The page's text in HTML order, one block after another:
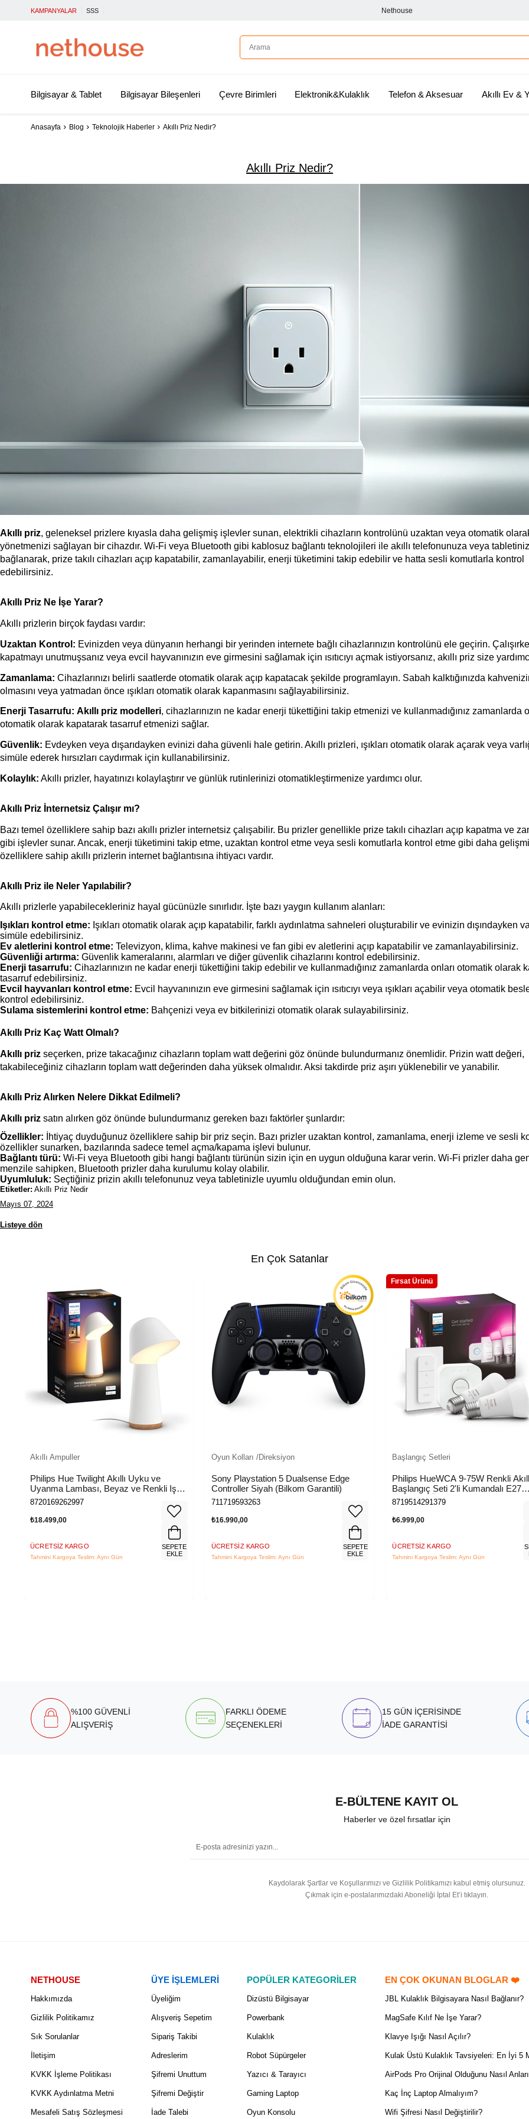
KAMPANYALAR SSS Nethouse
Bilgisayar & Tablet Bilgisayar Bileşenleri Çevre Birimleri Elektronik&Kulaklık Telefon & Aksesuar Akıllı Ev &
Anasayfa Blog Teknolojik Haberler Akıllı Priz Nedir?
Akıllı Priz Nedir?
Akıllı priz, geleneksel prizlere kıyasla daha gelişmiş işlevler sunan, elektrikli cihazların kontrolünü uzaktan veya otomatik
yönetmenizi sağlayan bir cihazdır. Wi-Fi veya Bluetooth gibi kablosuz bağlantı teknolojileri ile akıllı telefonunuza veya
bağlanarak, prize takılı cihazları açıp kapatabilir, zamanlayabilir, enerji tüketimini takip edebilir ve hatta sesli komutlarla kontrol
edebilirsiniz.
Akıllı Priz Ne İşe Yarar?
Akıllı prizlerin birçok faydası vardır:
Uzaktan Kontrol: Evinizden veya dünyanın herhangi bir yerinden internete bağlı cihazlarınızın kontrolünü ele geçirin.
kapatmayı unutmuşsanız veya evcil hayvanınızın eve girmesini sağlamak için ısıtıcıyı açmak istiyorsanız, akıllı priz size
Zamanlama: Cihazlarınızı belirli saatlerde otomatik olarak açıp kapatacak şekilde programlayın. Sabah kalktığınızda
olmasını veya yatmadan önce ışıkları otomatik olarak kapanmasını sağlayabilirsiniz.
Enerji Tasarrufu: Akıllı priz modelleri, cihazlarınızın ne kadar enerji tükettiğini takip etmenizi ve kullanmadığınız zamanlarda
otomatik olarak kapatarak tasarruf etmenizi sağlar.
Güvenlik: Evdeyken veya dışarıdayken evinizi daha güvenli hale getirin. Akıllı prizleri, ışıkları otomatik olarak açarak veya
simüle ederek hırsızları caydırmak için kullanabilirsiniz.
Kolaylık: Akıllı prizler, hayatınızı kolaylaştırır ve günlük rutinlerinizi otomatikleştirmenize yardımcı olur.
Akıllı Priz İnternetsiz Çalışır mı?
Bazı temel özelliklere sahip bazı akıllı prizler internetsiz çalışabilir. Bu prizler genellikle prize takılı cihazları açıp kapatma ve
gibi işlevler sunar. Ancak, enerji tüketimini takip etme, uzaktan kontrol etme veya sesli komutlarla kontrol etme gibi daha
özelliklere sahip akıllı prizlerin internet bağlantısına ihtiyacı vardır.
Akıllı Priz ile Neler Yapılabilir?
Akıllı prizlerle yapabilecekleriniz hayal gücünüzle sınırlıdır. İşte bazı yaygın kullanım alanları:
Işıkları kontrol etme: Işıkları otomatik olarak açıp kapatabilir, farklı aydınlatma sahneleri oluşturabilir ve evinizin dışındayken
simüle edebilirsiniz.
Ev aletlerini kontrol etme: Televizyon, klima, kahve makinesi ve fan gibi ev aletlerini açıp kapatabilir ve zamanlayabilirsiniz.
Güvenliği artırma: Güvenlik kameralarını, alarmları ve diğer güvenlik cihazlarını kontrol edebilirsiniz.
Enerji tasarrufu: Cihazlarınızın ne kadar enerji tükettiğini takip edebilir ve kullanmadığınız zamanlarda onları otomatik olarak
tasarruf edebilirsiniz.
Evcil hayvanları kontrol etme: Evcil hayvanınızın eve girmesini sağlamak için ısıtıcıyı veya ışıkları açabilir veya otomatik
kontrol edebilirsiniz.
Sulama sistemlerini kontrol etme: Bahçenizi veya ev bitkilerinizi otomatik olarak sulayabilirsiniz.
Akıllı Priz Kaç Watt Olmalı?
Akıllı priz seçerken, prize takacağınız cihazların toplam watt değerini göz önünde bulundurmanız önemlidir. Prizin watt değeri,
takabileceğiniz cihazların toplam watt değerinden daha yüksek olmalıdır. Aksi takdirde priz aşırı yüklenebilir ve yanabilir.
Akıllı Priz Alırken Nelere Dikkat Edilmeli?
Akıllı priz satın alırken göz önünde bulundurmanız gereken bazı faktörler şunlardır:
Özellikler: İhtiyaç duyduğunuz özelliklere sahip bir priz seçin. Bazı prizler uzaktan kontrol, zamanlama, enerji izleme ve sesli
özellikler sunarken, bazılarında sadece temel açma/kapama işlevi bulunur.
Bağlantı türü: Wi-Fi veya Bluetooth gibi hangi bağlantı türünün sizin için en uygun olduğuna karar verin. Wi-Fi prizler daha
menzile sahipken, Bluetooth prizler daha kurulumu kolay olabilir.
Uyumluluk: Seçtiğiniz prizin akıllı telefonunuz veya tabletinizle uyumlu olduğundan emin olun.
Etiketler: Akıllı Priz Nedir
Mayıs 07, 2024
Listeye dön
En Çok Satanlar
Akıllı Ampuller
Philips Hue Twilight Akıllı Uyku ve
Uyanma Lambası, Beyaz ve Renkli Işık,
Alexa, Apple Home ve Google Assistant
8720169262997
₺18.499,00
ÜCRETSIZ KARGO
Tahmini Kargoya Teslim: Aynı Gün
SEPETE
EKLE
Oyun Kolları /Direksiyon
Sony Playstation 5 Dualsense Edge
Controller Siyah (Bilkom Garantili)
711719593263
₺16.990,00
ÜCRETSIZ KARGO
Tahmini Kargoya Teslim: Aynı Gün
SEPETE
EKLE
Başlangıç Setleri
Philips HueWCA 9-75W Renkli
Başlangıç Seti 2'li Kumandalı E27
Bluetooth Özellikli
8719514291379
₺6.999,00
ÜCRETSIZ KARGO
Tahmini Kargoya Teslim: Aynı Gün
Fırsat Ürünü
%100 GÜVENLİ
ALIŞVERİŞ
FARKLI ÖDEME
SEÇENEKLERİ
15 GÜN İÇERİSİNDE
İADE GARANTİSİ
E-BÜLTENE KAYIT OL
Haberler ve özel fırsatlar için
Kaydolarak Şartlar ve Koşullarımızı ve Gizlilik Politikamızı kabul etmiş olursunuz.
Çıkmak için e-postalarımızdaki Aboneliği İptal Et’i tıklayın.
NETHOUSE
Hakkımızda
Gizlilik Politikamız
Sık Sorulanlar
İletişim
KVKK İşleme Politikası
KVKK Aydınlatma Metni
Mesafeli Satış Sözleşmesi
ÜYE İŞLEMLERİ
Üyeliğim
Alışveriş Sepetim
Sipariş Takibi
Adreslerim
Şifremi Unuttum
Şifremi Değiştir
İade Talebi
POPÜLER KATEGORİLER
Dizüstü Bilgisayar
Powerbank
Kulaklık
Robot Süpürgeler
Yazıcı & Tarayıcı
Gaming Laptop
Oyun Konsolu
EN ÇOK OKUNAN BLOGLAR ❤️
JBL Kulaklık Bilgisayara Nasıl Bağlanır?
MagSafe Kılıf Ne İşe Yarar?
Klavye Işığı Nasıl Açılır?
Kulak Üstü Kulaklık Tavsiyeleri: En İyi 5
AirPods Pro Orijinal Olduğunu Nasıl
Kaç İnç Laptop Almalıyım?
Wifi Şifresi Nasıl Değiştirilir?